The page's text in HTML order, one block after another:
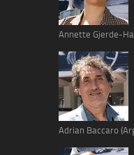
Annette Gjerde-
Adrian Baccaro